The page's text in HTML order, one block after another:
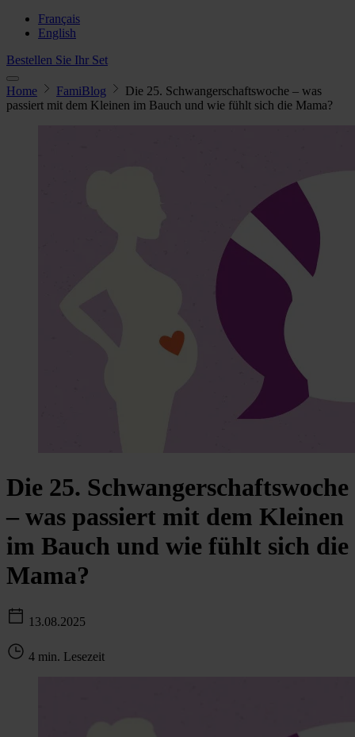
Français
English
Bestellen Sie Ihr Set
Home FamiBlog
Die 25. Schwangerschaftswoche – was
passiert mit dem Kleinen im Bauch und wie fühlt sich die Mama?
Die 25. Schwangerschaftswoche
– was passiert mit dem Kleinen
im Bauch und wie fühlt sich die
Mama?
13.08.2025
4 min. Lesezeit